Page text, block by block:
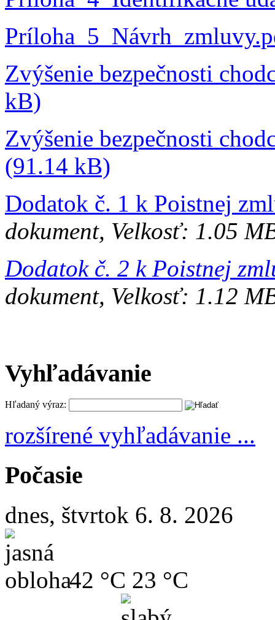
Zvýšenie bezpečnosti
kB)
Zvýšenie bezpečnosti
(91.14 kB)
Dodatok č. 1 k Poistnej
dokument, Velkosť: 1.05
Dodatok č. 2 k Poistnej
dokument, Velkosť: 1.12
Vyhľadávanie
Hľadaný výraz:
rozšírené vyhľadávanie ...
Počasie
dnes, štvrtok 6. 8. 2026
42 °C 23 °C